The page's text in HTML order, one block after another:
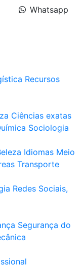
Whatsapp
Recursos
Ciências exatas
Sociologia
Idiomas Meio
Transporte
Redes Sociais,
Segurança do